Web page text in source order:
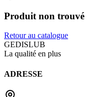
Produit non trouvé
Retour au catalogue
GEDISLUB
La qualité en plus
ADRESSE